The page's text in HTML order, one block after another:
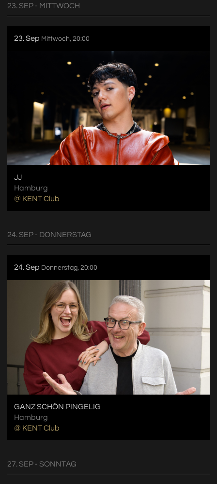
23. SEP - MITTWOCH
23. Sep Mittwoch, 20:00
JJ
Hamburg
@ KENT Club
24. SEP - DONNERSTAG
24. Sep Donnerstag, 20:00
GANZ SCHÖN PINGELIG
Hamburg
@ KENT Club
27. SEP - SONNTAG